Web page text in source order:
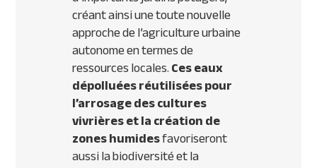
créant ainsi une toute nouvelle
approche de l’agriculture urbaine
autonome en termes de
ressources locales.Ces eaux
dépolluées réutilisées pour
l’arrosage des cultures
vivrières et la création de
zones humidesfavoriseront
aussi la biodiversité et la